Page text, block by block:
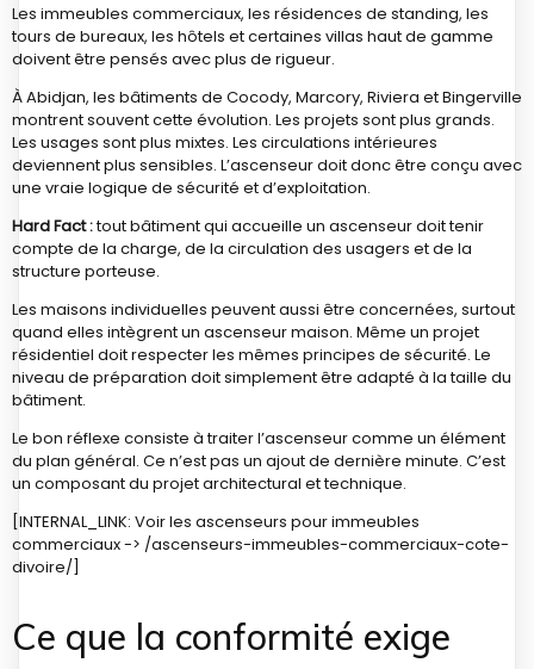
Les immeubles commerciaux, les résidences de standing, les
tours de bureaux, les hôtels et certaines villas haut de gamme
doivent être pensés avec plus de rigueur.
À Abidjan, les bâtiments de Cocody, Marcory, Riviera et Bingerville
montrent souvent cette évolution. Les projets sont plus grands.
Les usages sont plus mixtes. Les circulations intérieures
deviennent plus sensibles. L’ascenseur doit donc être conçu avec
une vraie logique de sécurité et d’exploitation.
Hard Fact :tout bâtiment qui accueille un ascenseur doit tenir
compte de la charge, de la circulation des usagers et de la
structure porteuse.
Les maisons individuelles peuvent aussi être concernées, surtout
quand elles intègrent un ascenseur maison. Même un projet
résidentiel doit respecter les mêmes principes de sécurité. Le
niveau de préparation doit simplement être adapté à la taille du
bâtiment.
Le bon réflexe consiste à traiter l’ascenseur comme un élément
du plan général. Ce n’est pas un ajout de dernière minute. C’est
un composant du projet architectural et technique.
[INTERNAL_LINK: Voir les ascenseurs pour immeubles
commerciaux -> /ascenseurs-immeubles-commerciaux-cote-
divoire/]
Ce que la conformité exige